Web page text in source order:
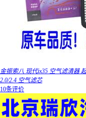
金振索八 现代ix35 空气滤清器
2.0/2.4 空气滤芯
10条评价